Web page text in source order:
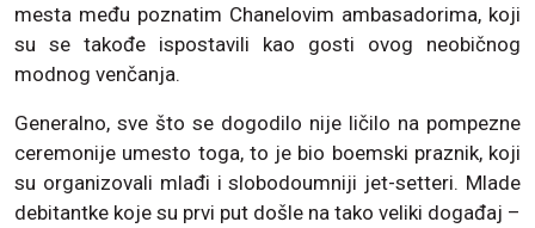
mesta među poznatim Chanelovim ambasadorima, koji
su se takođe ispostavili kao gosti ovog neobičnog
modnog venčanja.
Generalno, sve što se dogodilo nije ličilo na pompezne
ceremonije umesto toga, to je bio boemski praznik, koji
su organizovali mlađi i slobodoumniji jet-setteri. Mlade
debitantke koje su prvi put došle na tako veliki događaj –